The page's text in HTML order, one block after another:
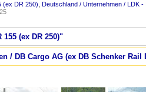
(ex DR 250) Deutschland / Unternehmen / LDK -
(ex DR 250)"
/ DB Cargo AG (ex DB Schenker Rail